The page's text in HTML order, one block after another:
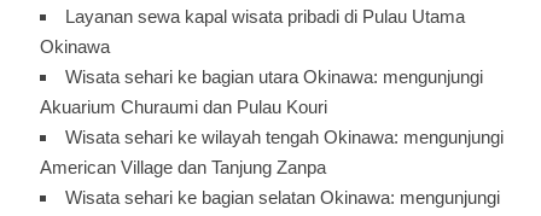
Layanan sewa kapal wisata pribadi di Pulau Utama
Okinawa
Wisata sehari ke bagian utara Okinawa: mengunjungi
Akuarium Churaumi dan Pulau Kouri
Wisata sehari ke wilayah tengah Okinawa: mengunjungi
American Village dan Tanjung Zanpa
Wisata sehari ke bagian selatan Okinawa: mengunjungi